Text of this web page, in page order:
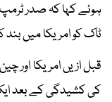
ہوئے کہا کہ صدر ٹرمپ
ٹاک کو امریکا میں بند
قبل ازیں امریکا اور
کی کشیدگی کے بعد